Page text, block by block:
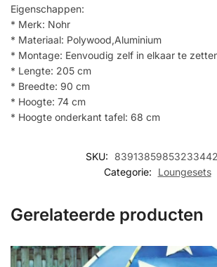
Eigenschappen:
* Merk: Nohr
* Materiaal: Polywood,Aluminium
* Montage: Eenvoudig zelf in elkaar te
* Lengte: 205 cm
* Breedte: 90 cm
* Hoogte: 74 cm
* Hoogte onderkant tafel: 68 cm
SKU:
Categorie:
Loungesets
Gerelateerde producten